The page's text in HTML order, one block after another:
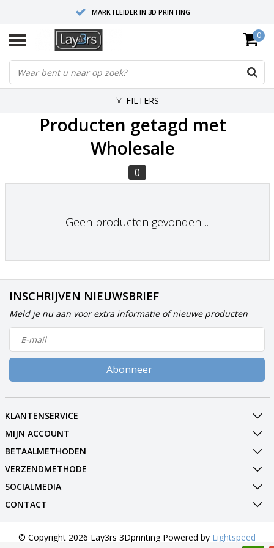
MARKTLEIDER IN 3D PRINTING
HOOGWAARDIGE SERVICE EN SUPPORT
FYSIEKE SHOWROOMS
0
FILTERS
Producten getagd met
Wholesale
0
Geen producten gevonden!...
INSCHRIJVEN NIEUWSBRIEF
Meld je nu aan voor extra informatie of nieuwe producten
Abonneer
KLANTENSERVICE
MIJN ACCOUNT
BETAALMETHODEN
VERZENDMETHODE
SOCIALMEDIA
CONTACT
© Copyright 2026 Lay3rs 3Dprinting Powered by Lightspeed